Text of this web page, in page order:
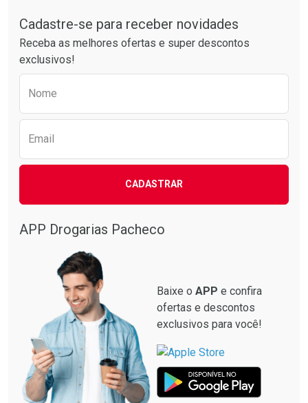
Por R$ 39,99/cada
Por R$ 30,61/cada
Cadastre-se para receber novidades
Receba as melhores ofertas e super descontos
exclusivos!
Nome
Email
CADASTRAR
APP Drogarias Pacheco
Baixe o APP e confira
ofertas e descontos
exclusivos para você!